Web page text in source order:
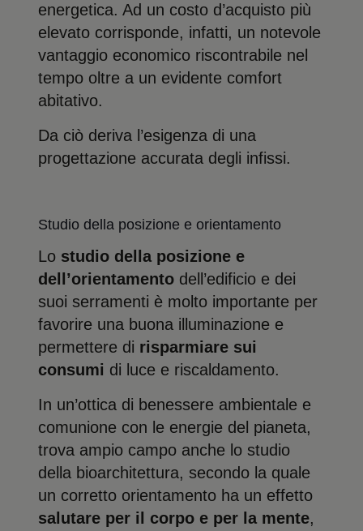
energetica. Ad un costo d’acquisto più
elevato corrisponde, infatti, un notevole
vantaggio economico riscontrabile nel
tempo oltre a un evidente comfort
abitativo.
Da ciò deriva l’esigenza di una
progettazione accurata degli infissi.
Studio della posizione e orientamento
Lo studio della posizione e
dell’orientamentodell’edificio e dei
suoi serramenti è molto importante per
favorire una buona illuminazione e
permettere di risparmiare sui
consumi di luce e riscaldamento.
In un’ottica di benessere ambientale e
comunione con le energie del pianeta,
trova ampio campo anche lo studio
della bioarchitettura, secondo la quale
un corretto orientamento ha un effetto
salutare per il corpo e per la mente,